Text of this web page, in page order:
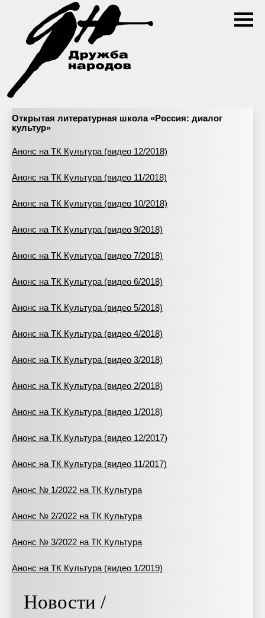
Открытая литературная школа «Россия: диалог
культур»
Анонс на ТК Культура (видео 12/2018)
Анонс на ТК Культура (видео 11/2018)
Анонс на ТК Культура (видео 10/2018)
Анонс на ТК Культура (видео 9/2018)
Анонс на ТК Культура (видео 7/2018)
Анонс на ТК Культура (видео 6/2018)
Анонс на ТК Культура (видео 5/2018)
Анонс на ТК Культура (видео 4/2018)
Анонс на ТК Культура (видео 3/2018)
Анонс на ТК Культура (видео 2/2018)
Анонс на ТК Культура (видео 1/2018)
Анонс на ТК Культура (видео 12/2017)
Анонс на ТК Культура (видео 11/2017)
Анонс № 1/2022 на ТК Культура
Анонс № 2/2022 на ТК Культура
Анонс № 3/2022 на ТК Культура
Анонс на ТК Культура (видео 1/2019)
Новости /